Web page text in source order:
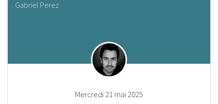
Gabriel Perez
Mercredi 21 mai 2025